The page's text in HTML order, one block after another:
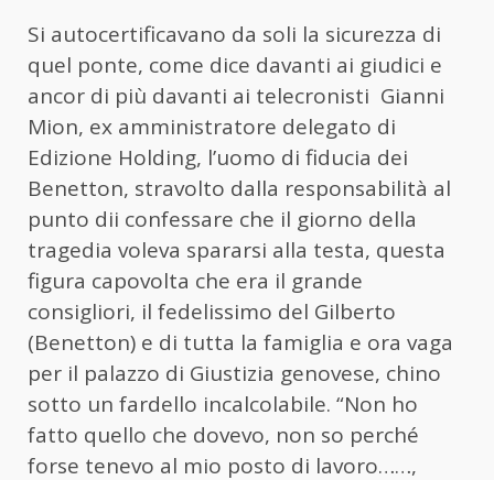
Si autocertificavano da soli la sicurezza di
quel ponte, come dice davanti ai giudici e
ancor di più davanti ai telecronisti Gianni
Mion, ex amministratore delegato di
Edizione Holding, l’uomo di fiducia dei
Benetton, stravolto dalla responsabilità al
punto dii confessare che il giorno della
tragedia voleva spararsi alla testa, questa
figura capovolta che era il grande
consigliori, il fedelissimo del Gilberto
(Benetton) e di tutta la famiglia e ora vaga
per il palazzo di Giustizia genovese, chino
sotto un fardello incalcolabile. “Non ho
fatto quello che dovevo, non so perché
forse tenevo al mio posto di lavoro……,